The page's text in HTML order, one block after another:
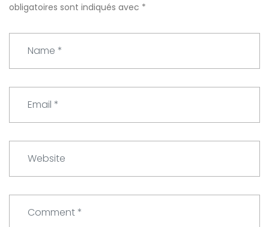
obligatoires sont indiqués avec *
m
e
a
i
b
s